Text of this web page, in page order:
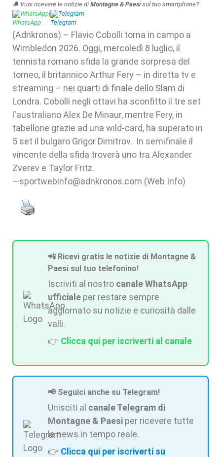
🔔 Vuoi ricevere le notizie di Montagne & Paesisul tuo smartphone?
WhatsApp| Telegram
(Adnkronos) – Flavio Cobolli torna in campo a
Wimbledon 2026. Oggi, mercoledì 8 luglio, il
tennista romano sfida la grande sorpresa del
torneo, il britannico Arthur Fery – in diretta tv e
streaming – nei quarti di finale dello Slam di
Londra. Cobolli negli ottavi ha sconfitto il tre set
l'australiano Alex De Minaur, mentre Fery, in
tabellone grazie ad una wild-card, ha superato in
5 set il bulgaro Grigor Dimitrov. In semifinale il
vincente della sfida troverà uno tra Alexander
Zverev e Taylor Fritz.
—sportwebinfo@adnkronos.com (Web Info)
📲 Ricevi gratis le notizie di Montagne &
Paesi sul tuo telefonino!
Iscriviti al nostro canale WhatsApp
ufficiale per restare sempre
aggiornato su notizie e curiosità dalle
valli.
👉 Clicca qui per iscriverti al canale
📢 Seguici anche su Telegram!
Unisciti al canale Telegram di
Montagne & Paesi per ricevere tutte
le news in tempo reale.
👉 Clicca qui per iscriverti su